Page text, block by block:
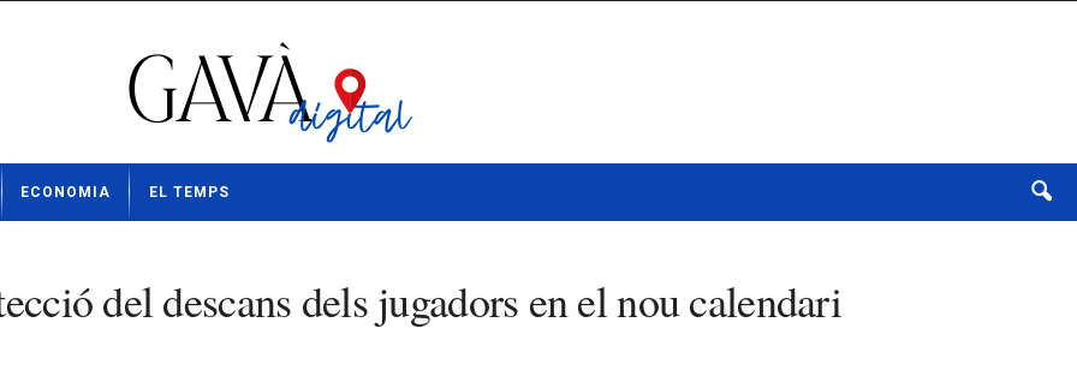
ECONOMIA EL TEMPS
del descans dels jugadors en el nou calendari